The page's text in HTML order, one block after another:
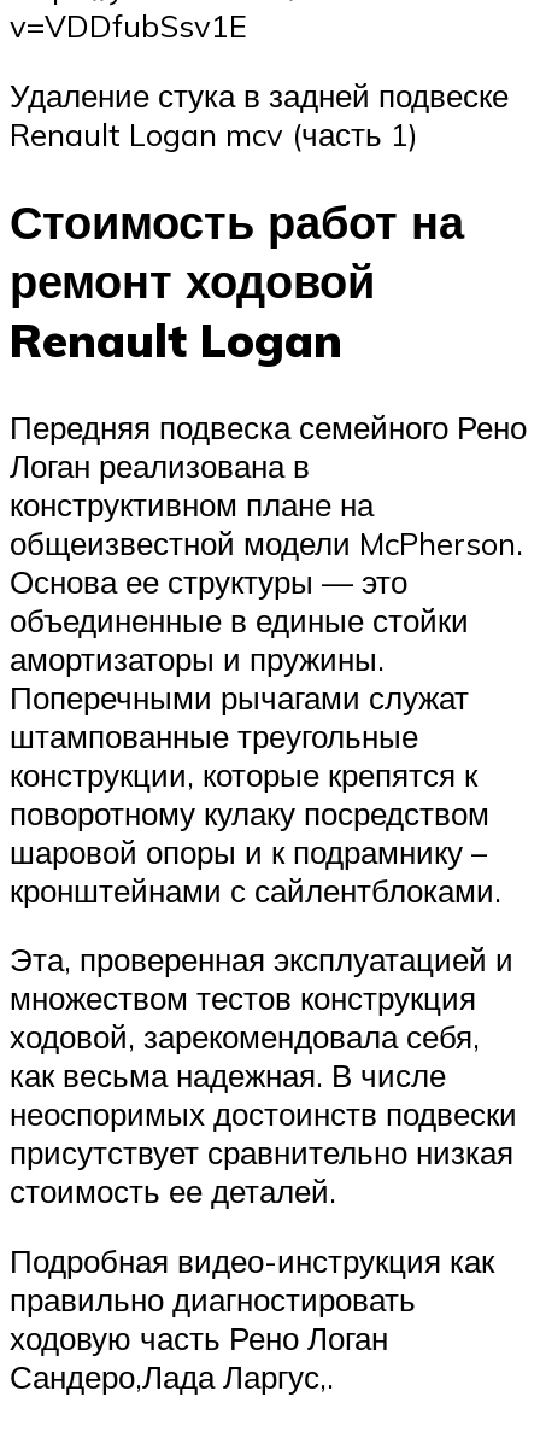
v=VDDfubSsv1E
Удаление стука в задней подвеске
Renault Logan mcv (часть 1)
Стоимость работ на
ремонт ходовой
Renault Logan
Передняя подвеска семейного Рено
Логан реализована в
конструктивном плане на
общеизвестной модели McPherson.
Основа ее структуры — это
объединенные в единые стойки
амортизаторы и пружины.
Поперечными рычагами служат
штампованные треугольные
конструкции, которые крепятся к
поворотному кулаку посредством
шаровой опоры и к подрамнику –
кронштейнами с сайлентблоками.
Эта, проверенная эксплуатацией и
множеством тестов конструкция
ходовой, зарекомендовала себя,
как весьма надежная. В числе
неоспоримых достоинств подвески
присутствует сравнительно низкая
стоимость ее деталей.
Подробная видео-инструкция как
правильно диагностировать
ходовую часть Рено Логан
Сандеро,Лада Ларгус,.